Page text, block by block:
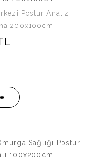
Postür Analiz
200x100cm